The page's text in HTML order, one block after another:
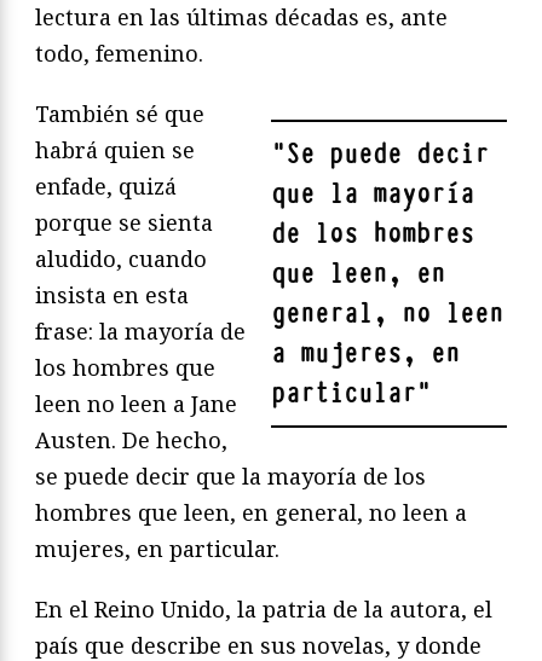
lectura en las últimas décadas es, ante
todo, femenino.
"Se puede decir
que la mayoría
de los hombres
que leen, en
general, no leen
a mujeres, en
particular"
También sé que
habrá quien se
enfade, quizá
porque se sienta
aludido, cuando
insista en esta
frase: la mayoría de
los hombres que
leen no leen a Jane
Austen. De hecho,
se puede decir que la mayoría de los
hombres que leen, en general, no leen a
mujeres, en particular.
En el Reino Unido, la patria de la autora, el
país que describe en sus novelas, y donde